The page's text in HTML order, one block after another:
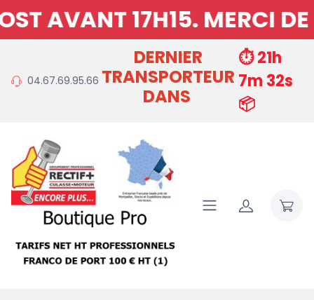
17H15. MERCI DE
04.67.69.95.66
DERNIER
TRANSPORTEUR
DANS
⏱️ 21h
7m 31s
📦